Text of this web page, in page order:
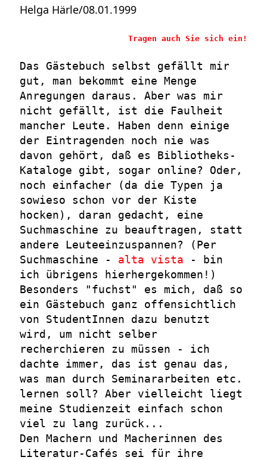
Helga Härle/08.01.1999
Tragen auch Sie sich ein!
Das Gästebuch selbst gefällt mir
gut, man bekommt eine Menge
Anregungen daraus. Aber was mir
nicht gefällt, ist die Faulheit
mancher Leute. Haben denn einige
der Eintragenden noch nie was
davon gehört, daß es Bibliotheks-
Kataloge gibt, sogar online? Oder,
noch einfacher (da die Typen ja
sowieso schon vor der Kiste
hocken), daran gedacht, eine
Suchmaschine zu beauftragen, statt
andere Leuteeinzuspannen? (Per
Suchmaschine - alta vista - bin
ich übrigens hierhergekommen!)
Besonders "fuchst" es mich, daß so
ein Gästebuch ganz offensichtlich
von StudentInnen dazu benutzt
wird, um nicht selber
recherchieren zu müssen - ich
dachte immer, das ist genau das,
was man durch Seminararbeiten etc.
lernen soll? Aber vielleicht liegt
meine Studienzeit einfach schon
viel zu lang zurück...
Den Machern und Macherinnen des
Literatur-Cafés sei für ihre